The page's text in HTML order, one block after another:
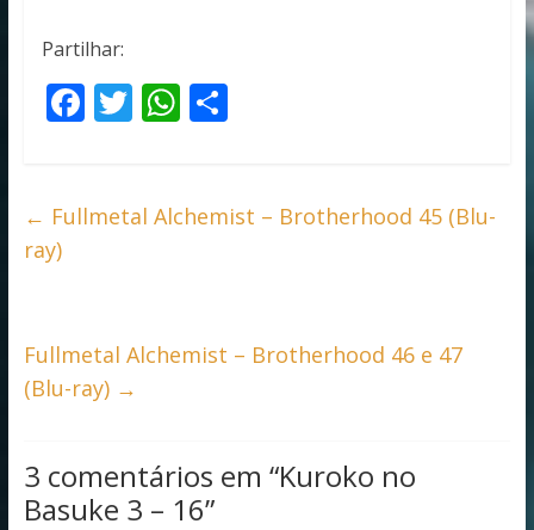
Partilhar:
F
b
T
er
W
s
S
e
← Fullmetal Alchemist – Brotherhood 45 (Blu-
ray)
Fullmetal Alchemist – Brotherhood 46 e 47
(Blu-ray) →
3 comentários em “Kuroko no
Basuke 3 – 16”